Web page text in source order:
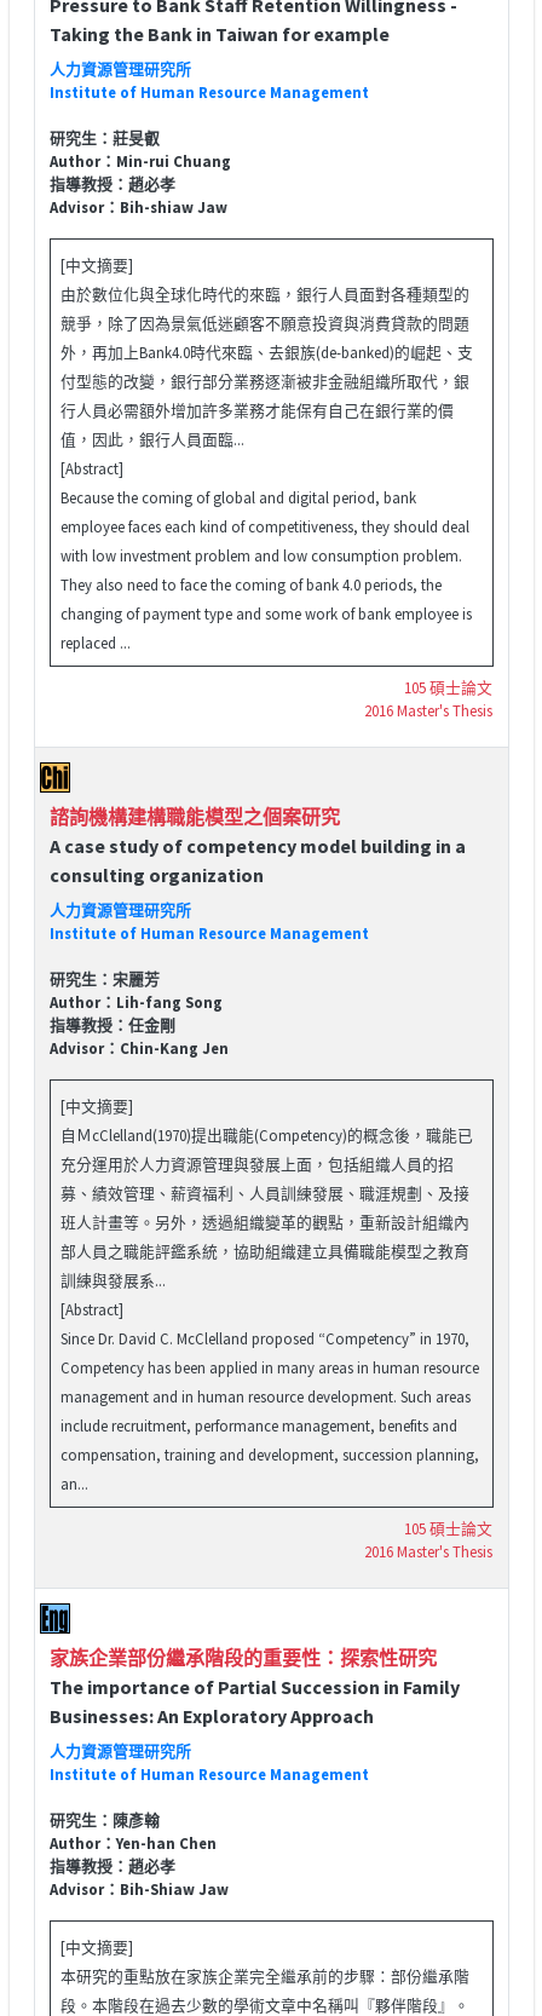
Taking the Bank in Taiwan for example
人力資源管理研究所
Institute of Human Resource Management
研究生：莊旻叡
Author：Min-rui Chuang
指導教授：趙必孝
Advisor：Bih-shiaw Jaw
[中文摘要]
由於數位化與全球化時代的來臨，銀行人員面對各種類型的
競爭，除了因為景氣低迷顧客不願意投資與消費貸款的問題
外，再加上Bank4.0時代來臨、去銀族(de-banked)的崛起、支
付型態的改變，銀行部分業務逐漸被非金融組織所取代，銀
行人員必需額外增加許多業務才能保有自己在銀行業的價
值，因此，銀行人員面臨...
[Abstract]
Because the coming of global and digital period, bank
employee faces each kind of competitiveness, they should deal
with low investment problem and low consumption problem.
They also need to face the coming of bank 4.0 periods, the
changing of payment type and some work of bank employee is
replaced ...
105 碩士論文
2016 Master's Thesis
諮詢機構建構職能模型之個案研究
A case study of competency model building in a
consulting organization
人力資源管理研究所
Institute of Human Resource Management
研究生：宋麗芳
Author：Lih-fang Song
指導教授：任金剛
Advisor：Chin-Kang Jen
[中文摘要]
自ＭcClelland(1970)提出職能(Competency)的概念後，職能已
充分運用於人力資源管理與發展上面，包括組織人員的招
募、績效管理、薪資福利、人員訓練發展、職涯規劃、及接
班人計畫等。另外，透過組織變革的觀點，重新設計組織內
部人員之職能評鑑系統，協助組織建立具備職能模型之教育
訓練與發展系...
[Abstract]
Since Dr. David C. McClelland proposed “Competency” in 1970,
Competency has been applied in many areas in human resource
management and in human resource development. Such areas
include recruitment, performance management, benefits and
compensation, training and development, succession planning,
an...
105 碩士論文
2016 Master's Thesis
家族企業部份繼承階段的重要性：探索性研究
The importance of Partial Succession in Family
Businesses: An Exploratory Approach
人力資源管理研究所
Institute of Human Resource Management
研究生：陳彥翰
Author：Yen-han Chen
指導教授：趙必孝
Advisor：Bih-Shiaw Jaw
[中文摘要]
本研究的重點放在家族企業完全繼承前的步驟：部份繼承階
段。本階段在過去少數的學術文章中名稱叫『夥伴階段』。